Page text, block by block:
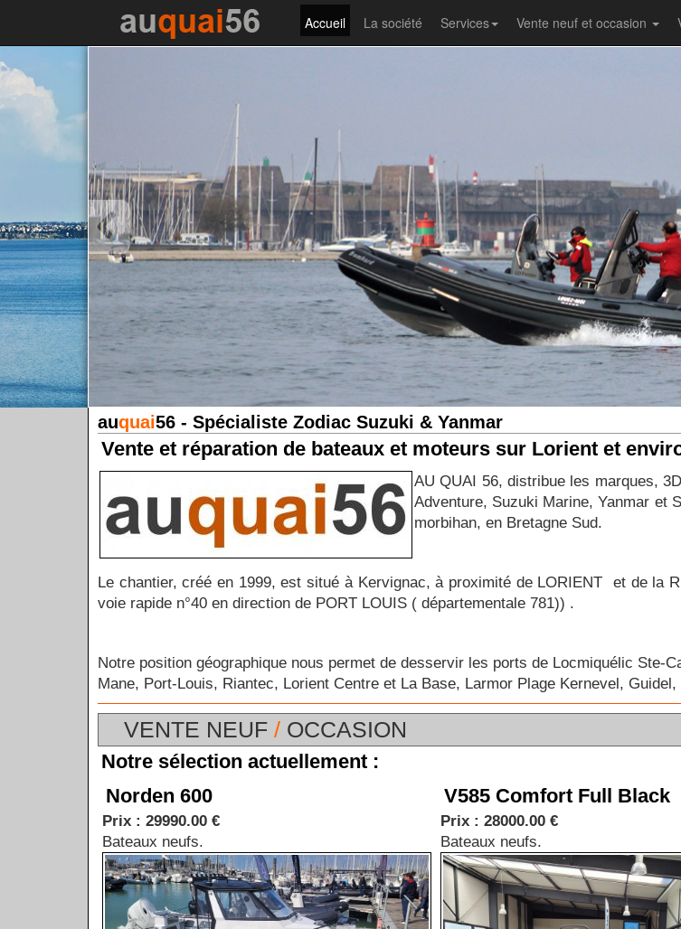
Accueil La société Services Vente neuf et occasion
auquai56 - Spécialiste Zodiac Suzuki & Yanmar
Vente et réparation de bateaux et moteurs sur Lorient et
AU QUAI 56, distribue les marques,
Adventure, Suzuki Marine, Yanmar et
morbihan, en Bretagne Sud.
Le chantier, créé en 1999, est situé à Kervignac, à proximité de LORIENT et de la
voie rapide n°40 en direction de PORT LOUIS ( départementale 781)) .
Notre position géographique nous permet de desservir les ports de Locmiquélic Ste-
Mane, Port-Louis, Riantec, Lorient Centre et La Base, Larmor Plage Kernevel,
VENTE NEUF / OCCASION
Notre sélection actuellement :
Norden 600
Prix : 29990.00 €
Bateaux neufs.
V585 Comfort Full Black
Prix : 28000.00 €
Bateaux neufs.